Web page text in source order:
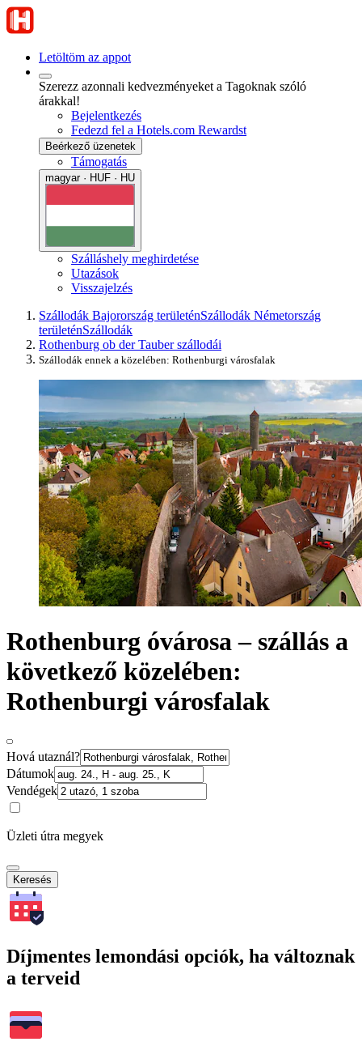
Letöltöm az appot
Szerezz azonnali kedvezményeket a Tagoknak szóló
árakkal!
Bejelentkezés
Fedezd fel a Hotels.com Rewardst
Beérkező üzenetek
Támogatás
magyar · HUF · HU
Szálláshely meghirdetése
Utazások
Visszajelzés
Szállodák Bajorország területénSzállodák Németország
területénSzállodák
Rothenburg ob der Tauber szállodái
Szállodák ennek a közelében: Rothenburgi városfalak
Rothenburg óvárosa – szállás a
következő közelében:
Rothenburgi városfalak
Hová utaznál?
Dátumok
Vendégek
Üzleti útra megyek
Keresés
Díjmentes lemondási opciók, ha változnak
a terveid